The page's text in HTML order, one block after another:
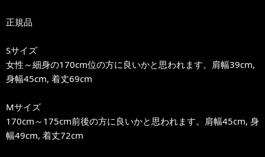
正規品
Sサイズ
女性～細身の170cm位の方に良いかと思われます。肩幅39cm,
身幅45cm, 着丈69cm
Mサイズ
170cm～175cm前後の方に良いかと思われます。肩幅45cm, 身
幅49cm, 着丈72cm